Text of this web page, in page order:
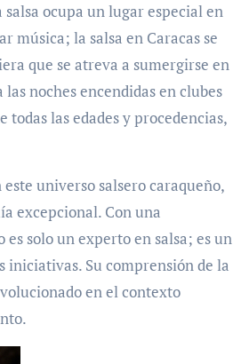
ocupa un lugar especial en
música; la salsa en Caracas se
que se atreva a sumergirse en
noches encendidas en clubes
las edades y procedencias,
universo salsero caraqueño,
excepcional. Con una
solo un experto en salsa; es un
iniciativas. Su comprensión de la
en el contexto